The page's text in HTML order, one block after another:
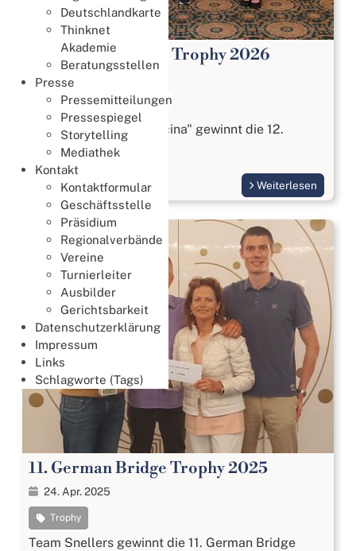
Deutschlandkarte
Thinknet
Akademie
Beratungsstellen
Presse
Pressemitteilungen
Pressespiegel
Storytelling
Mediathek
Kontakt
Kontaktformular
Geschäftsstelle
Präsidium
Regionalverbände
Vereine
Turnierleiter
Ausbilder
Gerichtsbarkeit
Datenschutzerklärung
Impressum
Links
Schlagworte (Tags)
12. German Bridge Trophy 2026
25. Mai 2026
Trophy
Das Team "Cards in Cucina" gewinnt die 12.
German Bridge Trophy
Weiterlesen
11. German Bridge Trophy 2025
24. Apr. 2025
Trophy
Team Snellers gewinnt die 11. German Bridge